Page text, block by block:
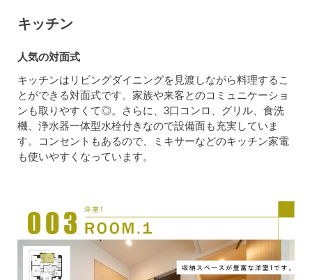
キッチン
人気の対面式
キッチンはリビングダイニングを見渡しながら料理するこ
とができる対面式です。家族や来客とのコミュニケーショ
ンも取りやすくて◎。さらに、3口コンロ、グリル、食洗
機、浄水器一体型水栓付きなので設備面も充実していま
す。コンセントもあるので、ミキサーなどのキッチン家電
も使いやすくなっています。